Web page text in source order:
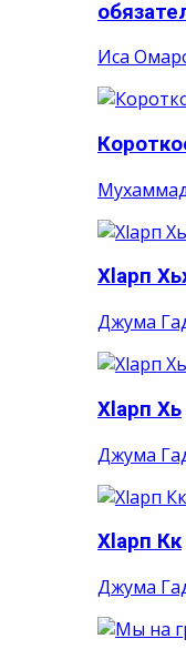
Иса
Хlарп
Джума
Хlарп Хь
Джума
Хlарп Кк
Джума